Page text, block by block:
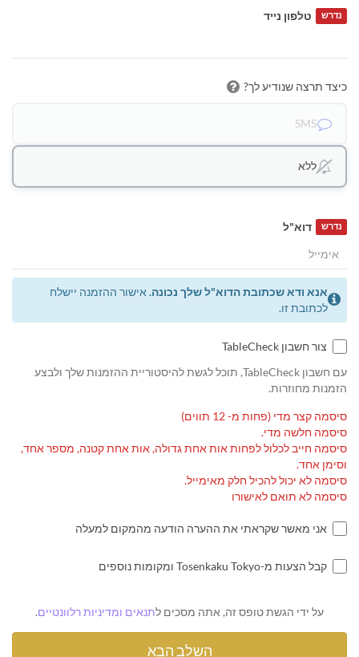
טלפון נייד נדרש
כיצד תרצה שנודיע לך?
SMS
ללא
דוא"ל נדרש
אנא ודא שכתובת הדוא"ל שלך נכונה. אישור ההזמנה יישלח
לכתובת זו.
צור חשבון TableCheck
עם חשבון TableCheck, תוכל לגשת להיסטוריית ההזמנות שלך ולבצע
הזמנות מחוזרות.
סיסמה קצר מדי (פחות מ- 12 תווים)
סיסמה חלשה מדי.
סיסמה חייב לכלול לפחות אות אחת גדולה, אות אחת קטנה, מספר אחד,
וסימן אחד.
סיסמה לא יכול להכיל חלק מאימייל.
סיסמה לא תואם לאישורו
אני מאשר שקראתי את ההערה הודעה מהמקום למעלה
קבל הצעות מ-Tosenkaku Tokyo ומקומות נוספים
על ידי הגשת טופס זה, אתה מסכים לתנאים ומדיניות רלוונטיים.